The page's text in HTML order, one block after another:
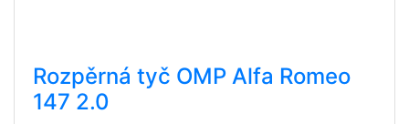
Rozpěrná tyč OMP Alfa Romeo
147 2.0